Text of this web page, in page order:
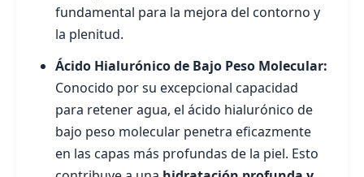
fundamental para la mejora del contorno y
la plenitud.
Ácido Hialurónico de Bajo Peso Molecular:
Conocido por su excepcional capacidad
para retener agua, el ácido hialurónico de
bajo peso molecular penetra eficazmente
en las capas más profundas de la piel. Esto